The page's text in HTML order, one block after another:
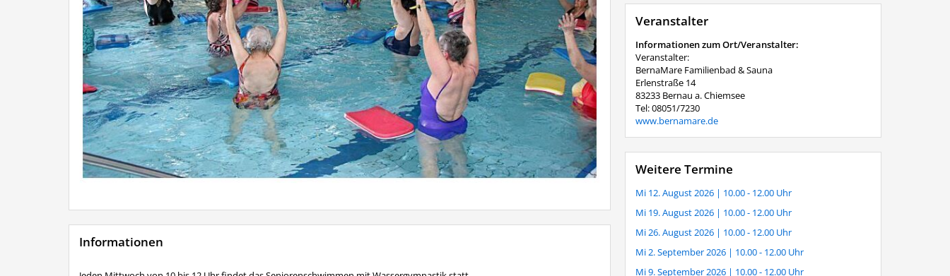
Informationen
Veranstalter
Informationen zum Ort/Veranstalter:
Veranstalter:
BernaMare Familienbad & Sauna
Erlenstraße 14
83233 Bernau a. Chiemsee
Tel: 08051/7230
www.bernamare.de
Weitere Termine
Mi 12. August 2026 | 10.00 - 12.00 Uhr
Mi 19. August 2026 | 10.00 - 12.00 Uhr
Mi 26. August 2026 | 10.00 - 12.00 Uhr
Mi 2. September 2026 | 10.00 - 12.00 Uhr
Mi 9. September 2026 | 10.00 - 12.00 Uhr